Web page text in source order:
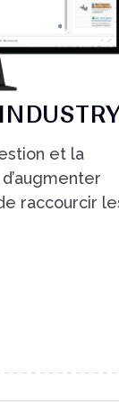
et la
raccourcir